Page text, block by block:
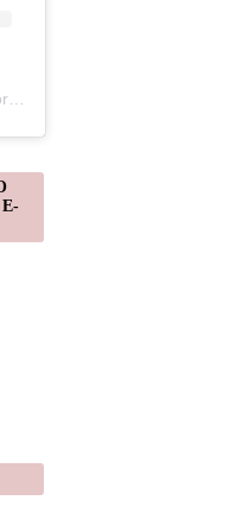
Uma publicação compartilhada por Christiane Gonçalves (@artecomquiane)